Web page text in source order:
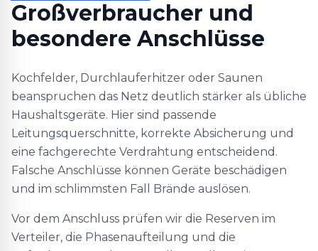
Großverbraucher und
besondere Anschlüsse
Kochfelder, Durchlauferhitzer oder Saunen
beanspruchen das Netz deutlich stärker als übliche
Haushaltsgeräte. Hier sind passende
Leitungsquerschnitte, korrekte Absicherung und
eine fachgerechte Verdrahtung entscheidend.
Falsche Anschlüsse können Geräte beschädigen
und im schlimmsten Fall Brände auslösen.
Vor dem Anschluss prüfen wir die Reserven im
Verteiler, die Phasenaufteilung und die